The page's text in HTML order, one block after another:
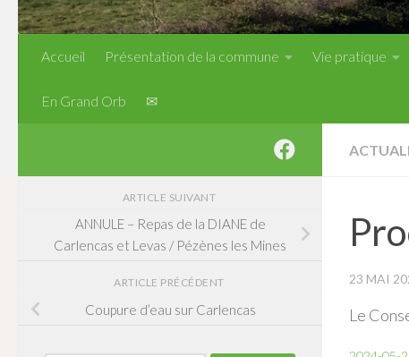
Accueil Présentation de la commune Vie pratique
En Grand Orb ✉
23 MAI
Le
ARTICLE SUIVANT
ANNULE – Repas de la DIANE de
Carlencas et Levas / Pézènes les Mines
ARTICLE PRÉCÉDENT
Coupure d’eau sur Carlencas